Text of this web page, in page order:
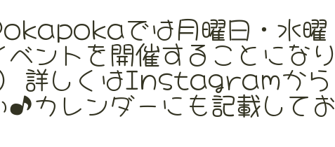
では月曜日・水曜
ントを開催することになり
詳しくはInstagramから
♪カレンダーにも記載してお